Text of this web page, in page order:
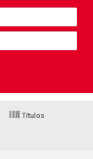
Títulos